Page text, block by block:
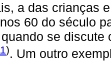
a das crianças
60 do século
se
). Um outro